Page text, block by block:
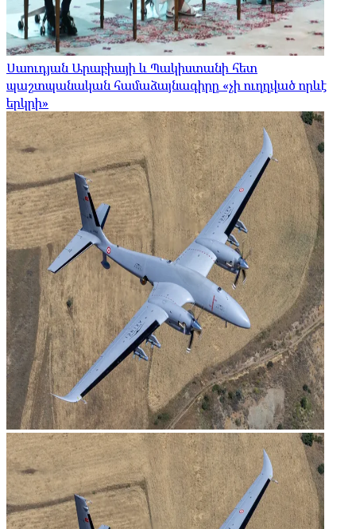
Սաուդյան Արաբիայի և Պակիստանի հետ
պաշտպանական համաձայնագիրը «չի ուղղված որևէ
երկրի»